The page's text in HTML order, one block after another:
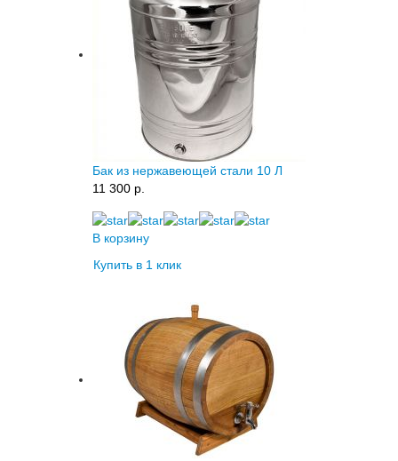
Бак из нержавеющей стали 10 Л
11 300 p.
В корзину
Купить в 1 клик